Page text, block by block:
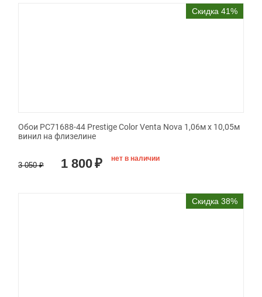
Скидка 41%
Обои PC71688-44 Prestige Color Venta Nova 1,06м х 10,05м
винил на флизелине
3 050 ₽ 1 800₽ нет в наличии
Скидка 38%